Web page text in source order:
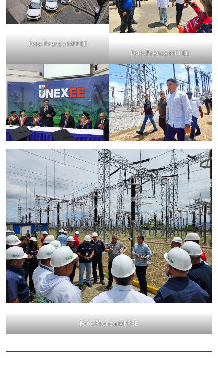
Foto: Prensa MPPEE
Foto: Prensa MPPEE
Foto: Prensa MPPEE